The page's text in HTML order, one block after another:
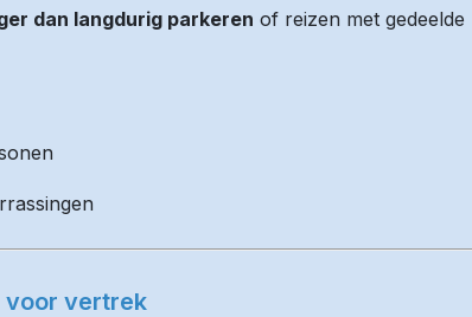
dan langdurig parkeren of reizen met gedeelde
voor vertrek